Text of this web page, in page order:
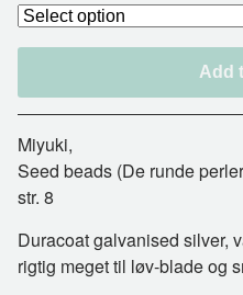
Add
Miyuki,
Seed beads (De runde
str. 8
Duracoat galvanised silver,
rigtig meget til løv-blade og